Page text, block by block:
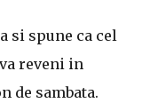
si spune ca cel
reveni in
de sambata.